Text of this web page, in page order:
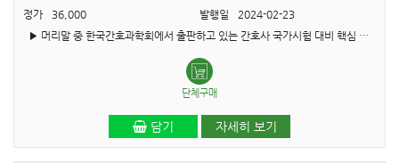
정가
36,000 발행일
2024-02-23
▶ 머리말 중 한국간호과학회에서 출판하고 있는 간호사 국가시험 대비 핵심 문제집은 변화되는 의료 상황에 따른 문제해결 능력을 증진시키기 위해 매년 개정하고 있습니다. 특히, 2024년에는 문..
단체구매
담기 자세히 보기